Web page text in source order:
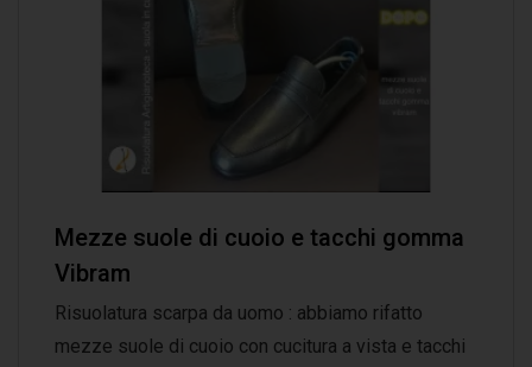
Mezze suole di cuoio e tacchi gomma
Vibram
Risuolatura scarpa da uomo : abbiamo rifatto
mezze suole di cuoio con cucitura a vista e tacchi